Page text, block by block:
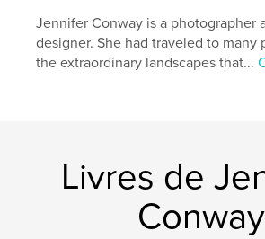
Jennifer Conway is a photographer
designer. She had traveled to many
the extraordinary landscapes that...
Livres de
Conway